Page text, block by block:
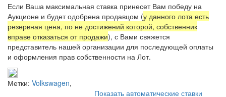
Если Ваша максимальная ставка принесет Вам победу на
Аукционе и будет одобрена продавцом (у данного лота есть
резервная цена, по не достижений которой, собственник
вправе отказаться от продажи), с Вами свяжется
представитель нашей организации для последующей оплаты
и оформления прав собственности на Лот.
Метки: Volkswagen,
Показать автоматические ставки